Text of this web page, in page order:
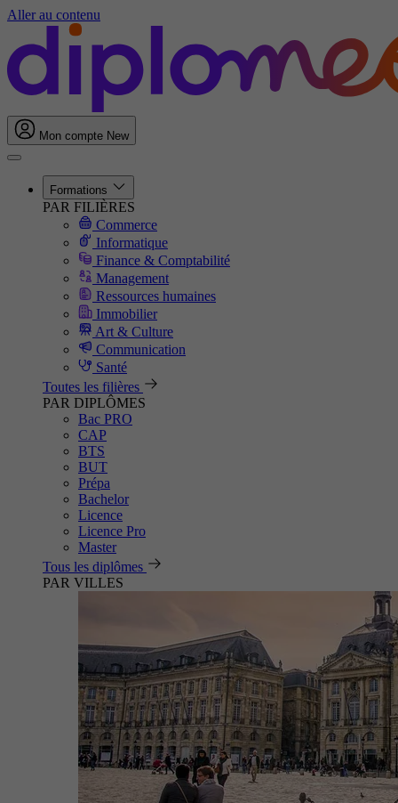
Aller au contenu
Mon compte New
Formations
PAR FILIÈRES
Commerce
Informatique
Finance & Comptabilité
Management
Ressources humaines
Immobilier
Art & Culture
Communication
Santé
Toutes les filières
PAR DIPLÔMES
Bac PRO
CAP
BTS
BUT
Prépa
Bachelor
Licence
Licence Pro
Master
Tous les diplômes
PAR VILLES